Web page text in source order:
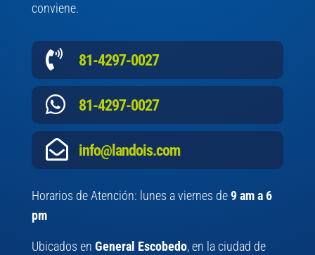
conviene.
 81-4297-0027
 81-4297-0027
 info@landois.com
Horarios de Atención: lunes a viernes de9 am a 6
pm
Ubicados en General Escobedo, en la ciudad de